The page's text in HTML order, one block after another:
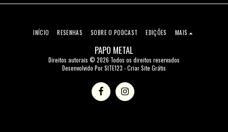
PAPO METAL
Direitos autorais © 2026 Todos os direitos reservados
Desenvolvido PorSITE123 -Criar Site Grátis
INÍCIO RESENHAS SOBRE O PODCAST EDIÇÕES MAIS